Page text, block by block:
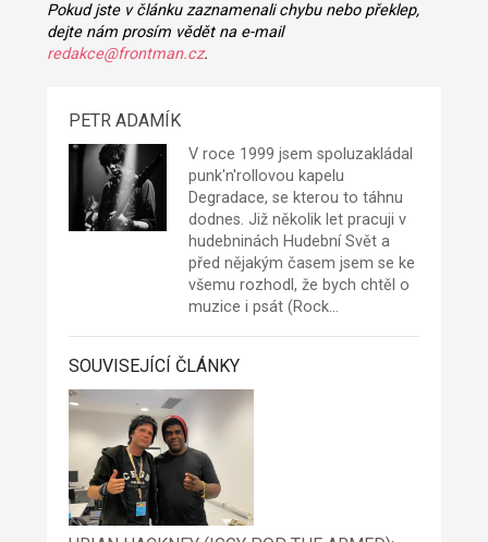
Pokud jste v článku zaznamenali chybu nebo překlep,
dejte nám prosím vědět na e-mail
redakce@frontman.cz.
PETR ADAMÍK
V roce 1999 jsem spoluzakládal
punk'n'rollovou kapelu
Degradace, se kterou to táhnu
dodnes. Již několik let pracuji v
hudebninách Hudební Svět a
před nějakým časem jsem se ke
všemu rozhodl, že bych chtěl o
muzice i psát (Rock…
SOUVISEJÍCÍ ČLÁNKY